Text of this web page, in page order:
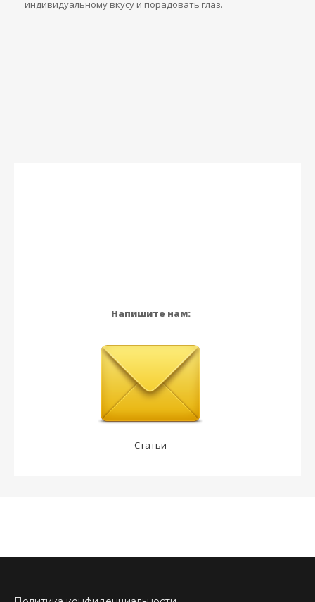
индивидуальному вкусу и порадовать глаз.
Напишите нам:
Статьи